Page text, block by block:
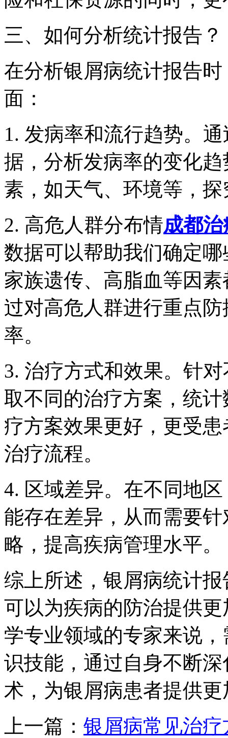
三、如何分析统计报告？
在分析银屑病统计报告
面：
1. 发病率和流行趋势。
据，分析发病率的变化
素，如天气、环境等，
2. 高危人群分布情成都
数据可以帮助我们确定
家族遗传、高脂血等因
过对高危人群进行重点
率。
3. 治疗方式和效果。针
取不同的治疗方案，统
疗方案效果更好，更受
治疗流程。
4. 区域差异。在不同地
能存在差异，从而需要
略，提高疾病管理水平。
综上所述，银屑病统计
可以为疾病的防治提供
学专业领域的专家来说
识技能，通过自身不断
术，为银屑病患者提供
上一篇： 银屑病常见治疗